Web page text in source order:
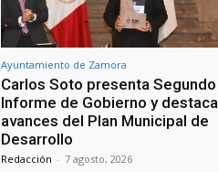
Ayuntamiento de Zamora
Carlos Soto presenta Segundo
Informe de Gobierno y destaca
avances del Plan Municipal de
Desarrollo
Redacción - 7 agosto, 2026